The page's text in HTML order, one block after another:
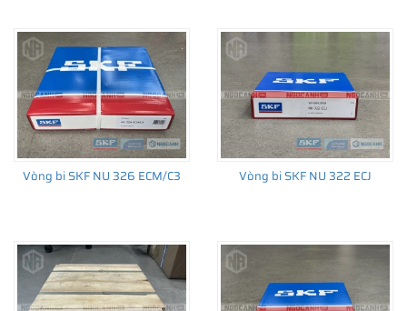
Vòng bi SKF NU 326 ECM/C3 Vòng bi SKF NU 322 ECJ